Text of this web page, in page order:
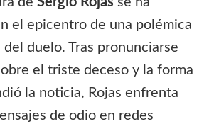
el epicentro de una polémica
del duelo. Tras pronunciarse
el triste deceso y la forma
la noticia, Rojas enfrenta
de odio en redes